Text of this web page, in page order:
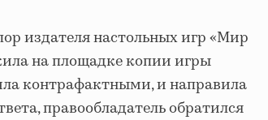
издателя настольных игр «Мир
на площадке копии игры
контрафактными, и направила
правообладатель обратился